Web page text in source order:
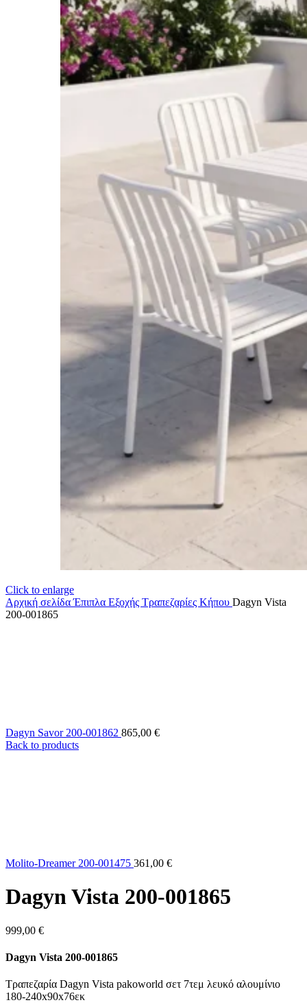
Click to enlarge
Αρχική σελίδαΈπιπλα Εξοχής Τραπεζαρίες Κήπου Dagyn Vista
200-001865
Dagyn Savor 200-001862 865,00 €
Back to products
Molito-Dreamer 200-001475 361,00 €
Dagyn Vista 200-001865
999,00 €
Dagyn Vista 200-001865
Τραπεζαρία Dagyn Vista pakoworld σετ 7τεμ λευκό αλουμίνιο
180-240x90x76εκ